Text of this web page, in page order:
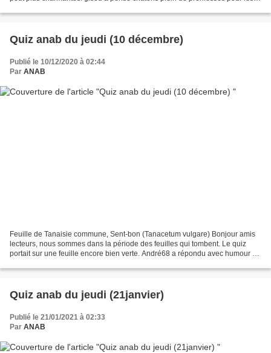
Quiz anab du jeudi (10 décembre)
Publié le 10/12/2020 à 02:44
Par ANAB
Feuille de Tanaisie commune, Sent-bon (Tanacetum vulgare) Bonjour amis
lecteurs, nous sommes dans la période des feuilles qui tombent. Le quiz
portait sur une feuille encore bien verte. André68 a répondu avec humour "
Quiz anab du jeudi (21janvier)
Publié le 21/01/2021 à 02:33
Par ANAB